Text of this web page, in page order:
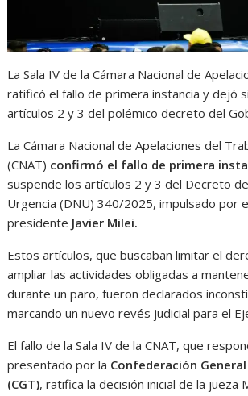
La Sala IV de la Cámara Nacional de
ratificó el fallo de primera instancia y dejó
artículos 2 y 3 del polémico decreto del
La Cámara Nacional de Apelaciones del
(CNAT) confirmó el fallo de primera
suspende los artículos 2 y 3 del Decreto
Urgencia (DNU) 340/2025, impulsado por
presidente Javier Milei.
Estos artículos, que buscaban limitar el
ampliar las actividades obligadas a
durante un paro, fueron declarados
marcando un nuevo revés judicial para el
El fallo de la Sala IV de la CNAT, que
presentado por la Confederación
(CGT), ratifica la decisión inicial de la jueza